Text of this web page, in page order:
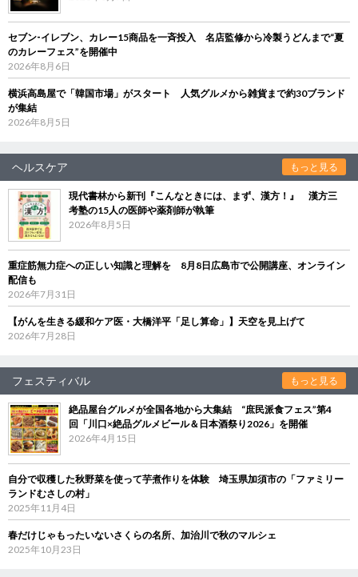
セブン‐イレブン、カレー15商品を一斉投入 名店監修から冷製うどんまで“夏
のカレーフェス”を開催中
2026年8月6日
横浜高島屋で「韓国市場」がスタート 人気グルメから雑貨まで約30ブランド
が集結
2026年8月5日
ヘルスケア もっと見る
現代書林から新刊『こんなときには、まず、漢方！』 漢方三
考塾の15人の医師や薬剤師が執筆
2026年8月5日
重症筋無力症への正しい知識と理解を 8月8日広島市で公開講座、オンライン
配信も
2026年7月31日
【がんを生きる緩和ケア医・大橋洋平「足し算命」】天空を見上げて
2026年7月28日
フェスティバル もっと見る
絶品屋台グルメが全国各地から大集結 “庶民派食フェス”第4
回「川口×絶品グルメビール＆日本酒祭り2026」を開催
2026年4月15日
自分で収穫した秋野菜を使って芋煮作りを体験 埼玉県加須市の「ファミリー
ランドむさしの村」
2025年11月4日
春だけじゃもったいないさくらの名所、加治川で秋のマルシェ
2025年10月23日